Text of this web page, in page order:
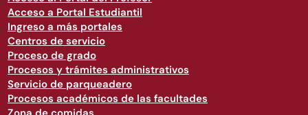
Acceso a Portal Estudiantil
Ingreso a más portales
Centros de servicio
Proceso de grado
Procesos y trámites administrativos
Servicio de parqueadero
Procesos académicos de las facultades